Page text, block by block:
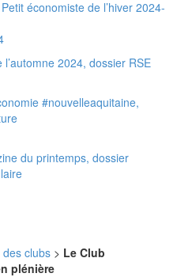
clubs > Le Club
plénière